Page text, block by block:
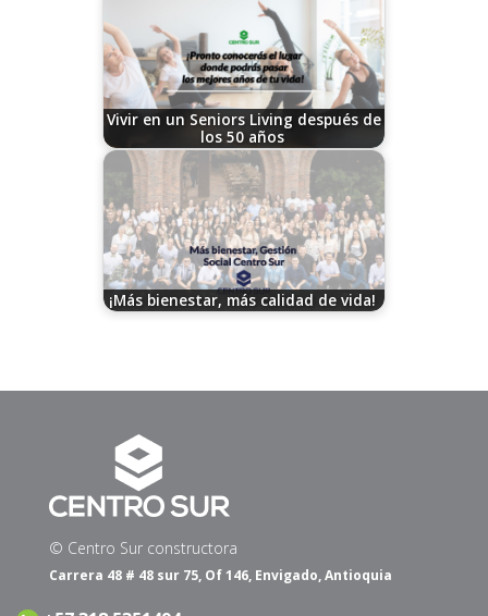
Vivir en un Seniors Living después de
los 50 años
03/18/2026
¡Más bienestar, más calidad de vida!
© Centro Sur constructora
Carrera 48 # 48 sur 75, Of 146, Envigado, Antioquia